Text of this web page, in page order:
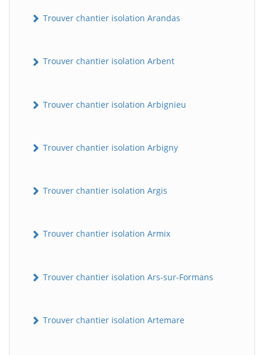
Trouver chantier isolation Arandas
Trouver chantier isolation Arbent
Trouver chantier isolation Arbignieu
Trouver chantier isolation Arbigny
Trouver chantier isolation Argis
Trouver chantier isolation Armix
Trouver chantier isolation Ars-sur-Formans
Trouver chantier isolation Artemare